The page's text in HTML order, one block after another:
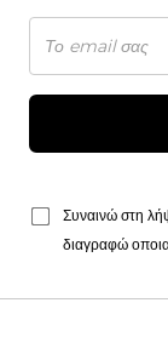
Συναινώ στη
διαγραφώ